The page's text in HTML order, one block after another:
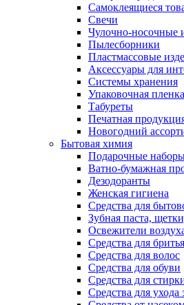
Самоклеящиеся
Свечи
Чулочно-носочные
Пылесборники
Пластмассовые
Аксессуары для
Системы хранения
Упаковочная пленка
Табуреты
Печатная
Новогодний
Бытовая химия
Подарочные
Ватно-бумажная
Дезодоранты
Женская гигиена
Средства для
Зубная паста,
Освежители
Средства для бритья
Средства для волос
Средства для обуви
Средства для
Средства для ухода